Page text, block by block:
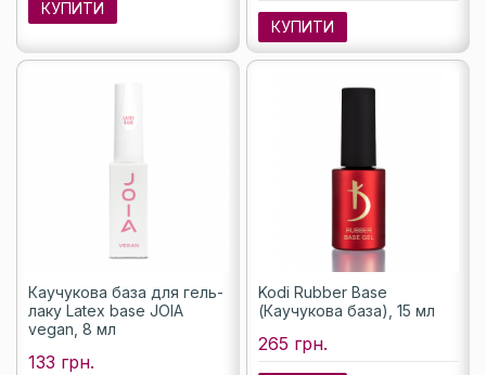
КУПИТИ
КУПИТИ
Каучукова база для гель-
лаку Latex base JOIA
vegan, 8 мл
133 грн.
Kodi Rubber Base
(Каучукова база), 15 мл
265 грн.